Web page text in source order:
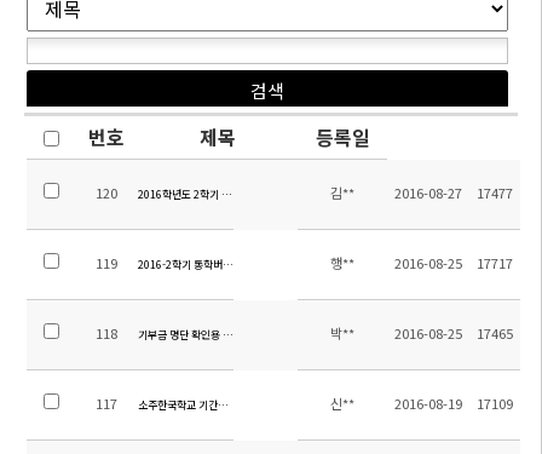
번호 제목 등록일
120 2016학년도 2학기 시정안내 및 중등 시간표 안내 가정통신문
김** 2016-08-27 17477
119 2016-2학기 통학버스노선 초안 공지 행** 2016-08-25 17717
118 기부금 명단 확인용 공지(2011년 ~ 2016년 8월 24일까지)
박** 2016-08-25 17465
117 소주한국학교 기간제 교사(중국어) 채용 공고 신** 2016-08-19 17109